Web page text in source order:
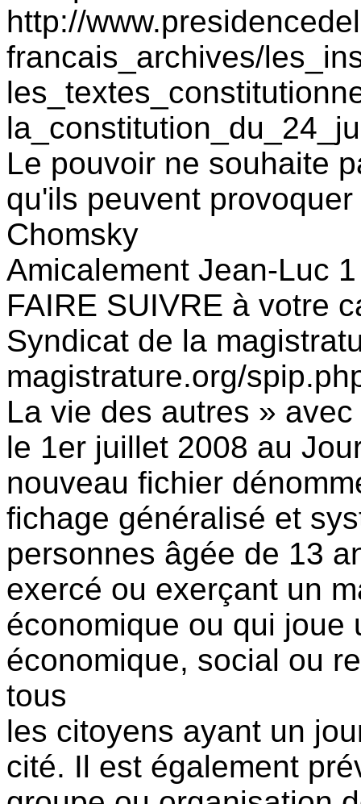
http://
francais_archives/
Le pouvoir ne souhaite
qu'ils peuvent
Chomsky
Amicalement Jean-Luc
FAIRE SUIVRE à votre
Syndicat de la
magistrature.org/
La vie des autres »
le 1er juillet 2008 au
nouveau fichier
fichage généralisé et
personnes âgée de 13
exercé ou exerçant un
économique ou qui joue
économique, social ou
tous
les citoyens ayant un
cité. Il est également